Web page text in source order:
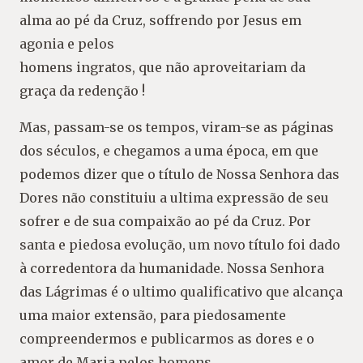
alma ao pé da Cruz, soffrendo por Jesus em
agonia e pelos
homens ingratos, que não aproveitariam da
graça da redenção !
Mas, passam-se os tempos, viram-se as páginas
dos séculos, e chegamos a uma época, em que
podemos dizer que o título de Nossa Senhora das
Dores não constituiu a ultima expressão de seu
sofrer e de sua compaixão ao pé da Cruz. Por
santa e piedosa evolução, um novo título foi dado
à corredentora da humanidade. Nossa Senhora
das Lágrimas é o ultimo qualificativo que alcança
uma maior extensão, para piedosamente
compreendermos e publicarmos as dores e o